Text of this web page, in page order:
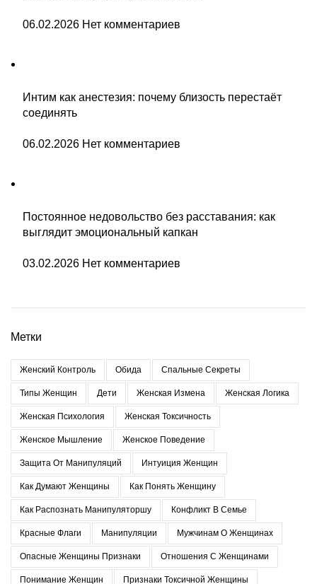
06.02.2026 Нет комментариев
Интим как анестезия: почему близость перестаёт
соединять
06.02.2026 Нет комментариев
Постоянное недовольство без расставания: как
выглядит эмоциональный капкан
03.02.2026 Нет комментариев
Метки
Женский Контроль Обида Спальные Секреты
Типы Женщин Дети Женская Измена Женская Логика
Женская Психология Женская Токсичность
Женское Мышление Женское Поведение
Защита От Манипуляций Интуиция Женщин
Как Думают Женщины Как Понять Женщину
Как Распознать Манипуляторшу Конфликт В Семье
Красные Флаги Манипуляции Мужчинам О Женщинах
Опасные Женщины Признаки Отношения С Женщинами
Понимание Женщин Признаки Токсичной Женщины